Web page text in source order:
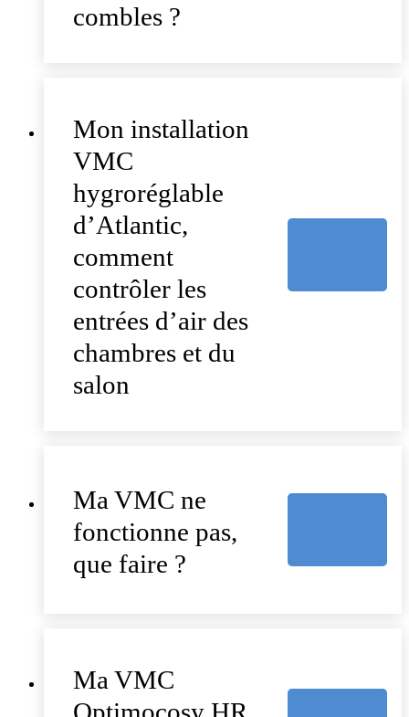
combles ?
Mon installation
VMC
hygroréglable
d’Atlantic,
comment
contrôler les
entrées d’air des
chambres et du
salon
Ma VMC ne
fonctionne pas,
que faire ?
Ma VMC
Optimocosy HR